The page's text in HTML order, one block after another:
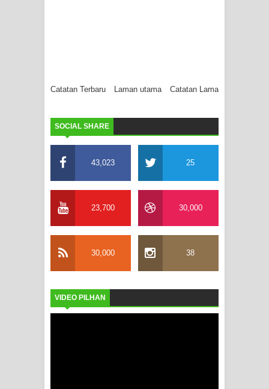
Catatan Terbaru Catatan Lama
Laman utama
SOCIAL SHARE
43,023 25
23,700 30,000
30,000 38
VIDEO PILHAN